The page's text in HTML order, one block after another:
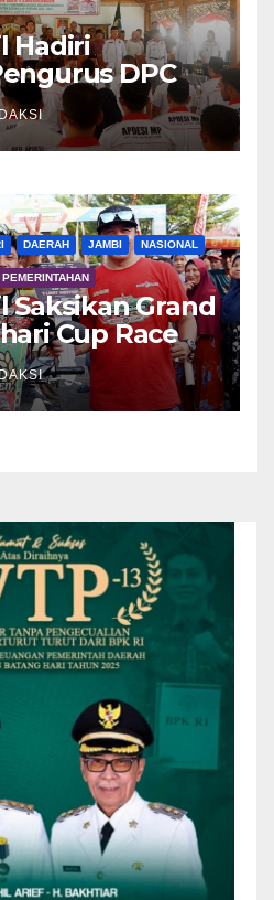
Hadiri
DPC
DAERAH JAMBI NASIONAL
PEMERINTAHAN
Saksikan Grand
Cup Race